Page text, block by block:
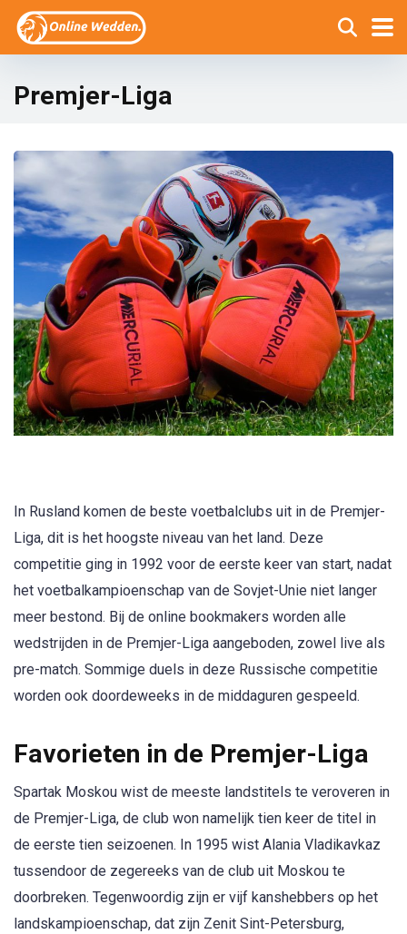
Premjer-Liga
In Rusland komen de beste voetbalclubs uit in de Premjer-
Liga, dit is het hoogste niveau van het land. Deze
competitie ging in 1992 voor de eerste keer van start, nadat
het voetbalkampioenschap van de Sovjet-Unie niet langer
meer bestond. Bij de online bookmakers worden alle
wedstrijden in de Premjer-Liga aangeboden, zowel live als
pre-match. Sommige duels in deze Russische competitie
worden ook doordeweeks in de middaguren gespeeld.
Favorieten in de Premjer-Liga
Spartak Moskou wist de meeste landstitels te veroveren in
de Premjer-Liga, de club won namelijk tien keer de titel in
de eerste tien seizoenen. In 1995 wist Alania Vladikavkaz
tussendoor de zegereeks van de club uit Moskou te
doorbreken. Tegenwoordig zijn er vijf kanshebbers op het
landskampioenschap, dat zijn Zenit Sint-Petersburg,